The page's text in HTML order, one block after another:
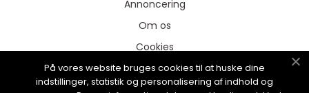
Annoncering
Om os
Cookies
Kontakt os
Sitemap
På vores website bruges cookies til at huske dine
indstillinger, statistik og personalisering af indhold og